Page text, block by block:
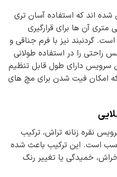
شده اند که استفاده آسان تری
کند و طول ۳.۵ سانتی متری آن ها برای قرارگیری
گردنبند نیز با فرم جناقی و
راحتی را در استفاده طولانی
سرویس دارای طول قابل تنظیم
است، که امکان فیت شدن برای مچ های
نقره زنانه تراش، ترکیب
است. این ترکیب باعث شده
خراش، خمیدگی یا تغییر رنگ